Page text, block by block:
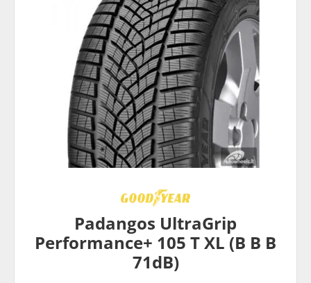
Padangos UltraGrip
Performance+ 105 T XL (B B B
71dB)